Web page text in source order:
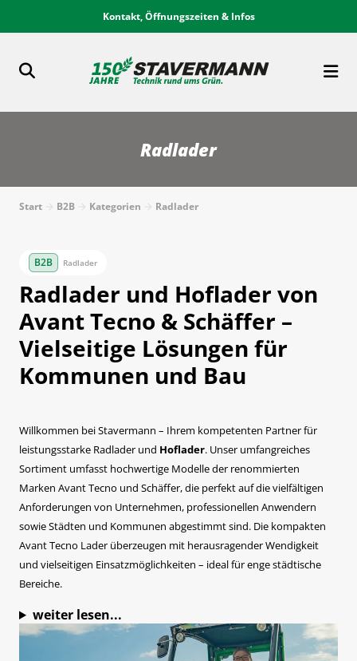
Kontakt, Öffnungszeiten & Infos
Radlader
Start B2B Kategorien Radlader
Radlader
Radlader und Hoflader von
Avant Tecno & Schäffer –
Vielseitige Lösungen für
Kommunen und Bau
Willkommen bei Stavermann – Ihrem kompetenten Partner für
leistungsstarke Radlader und Hoflader. Unser umfangreiches
Sortiment umfasst hochwertige Modelle der renommierten
Marken Avant Tecno und Schäffer, die perfekt auf die vielfältigen
Anforderungen von Unternehmen, professionellen Anwendern
sowie Städten und Kommunen abgestimmt sind. Die kompakten
Avant Tecno Lader überzeugen mit herausragender Wendigkeit
und vielseitigen Einsatzmöglichkeiten – ideal für enge städtische
Bereiche.
weiter lesen...